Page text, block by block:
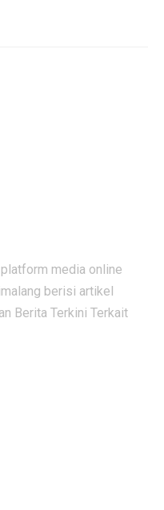
media online
berisi artikel
Berita Terkini Terkait